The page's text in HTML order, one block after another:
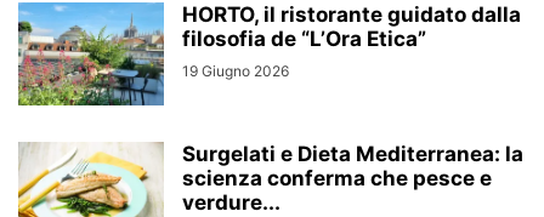
HORTO, il ristorante guidato dalla
filosofia de “L’Ora Etica”
19 Giugno 2026
Surgelati e Dieta Mediterranea: la
scienza conferma che pesce e
verdure...